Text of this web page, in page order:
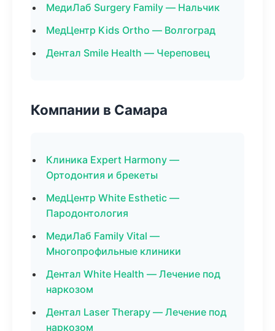
МедиЛаб Surgery Family — Нальчик
МедЦентр Kids Ortho — Волгоград
Дентал Smile Health — Череповец
Компании в Самара
Клиника Expert Harmony —
Ортодонтия и брекеты
МедЦентр White Esthetic —
Пародонтология
МедиЛаб Family Vital —
Многопрофильные клиники
Дентал White Health — Лечение под
наркозом
Дентал Laser Therapy — Лечение под
наркозом